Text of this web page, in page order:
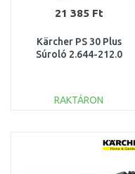
21 385 Ft
Kärcher PS 30 Plus
Súroló 2.644-212.0
RAKTÁRON
Összehasonlítás